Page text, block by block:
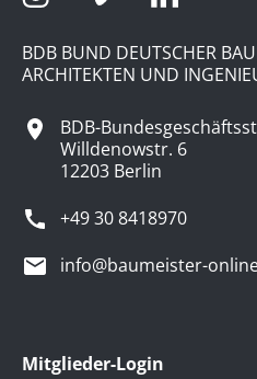
BDB BUND DEUTSCHER
ARCHITEKTEN UND
BDB-
Willdenowstr. 6
12203 Berlin
+49 30 8418970
info@baumeister-
Mitglieder-Login